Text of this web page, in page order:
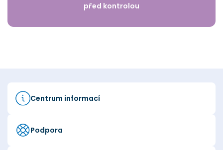
před kontrolou
Centrum informací
Podpora